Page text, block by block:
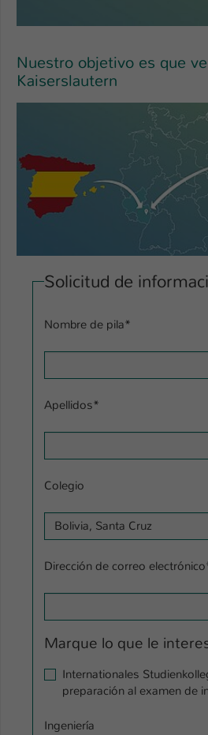
Nuestro objetivo es que
Kaiserslautern
Solicitud de
Nombre de pila*
Apellidos*
Colegio
Dirección de correo electrónico
Marque lo que le
Internationales
preparación al examen de
Ingeniería
Zweck
Dieser Cookie teilt
angemeldet ist
zu verwalten.